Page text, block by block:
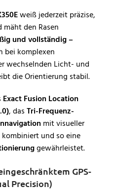
weiß jederzeit präzise,
den Rasen
und vollständig –
bei komplexen
wechselnden Licht- und
die Orientierung stabil.
Exact Fusion Location
, dasTri-Frequenz-
mit visueller
und so eine
gewährleistet.
GPS-
Precision)